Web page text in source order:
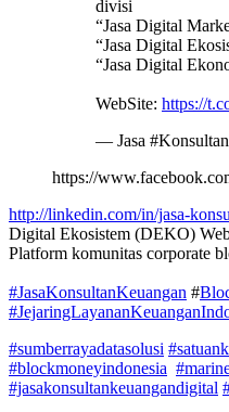
divisi
“Jasa Digital
“Jasa Digital
“Jasa Digital
WebSite: https://
— Jasa
https://
http://linkedin.com/in/jasa-
Digital Ekosistem (DEKO)
Platform komunitas corporate
#JasaKonsultanKeuangan #
#sumberrayadatasolusi
#blockmoneyindonesia
#jasakonsultankeuangandigital